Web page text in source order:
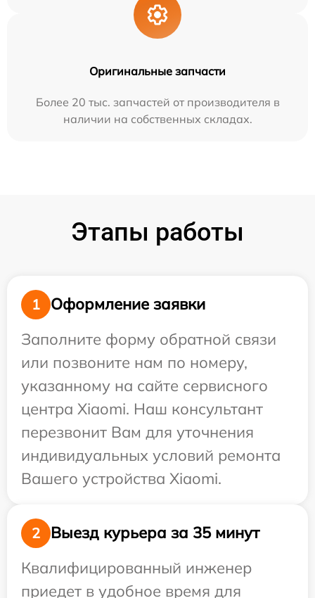
Оригинальные запчасти
Более 20 тыс. запчастей от производителя в
наличии на собственных складах.
Этапы работы
1
Оформление заявки
Заполните форму обратной связи
или позвоните нам по номеру,
указанному на сайте сервисного
центра Xiaomi. Наш консультант
перезвонит Вам для уточнения
индивидуальных условий ремонта
Вашего устройства Xiaomi.
2
Выезд курьера за 35 минут
Квалифицированный инженер
приедет в удобное время для